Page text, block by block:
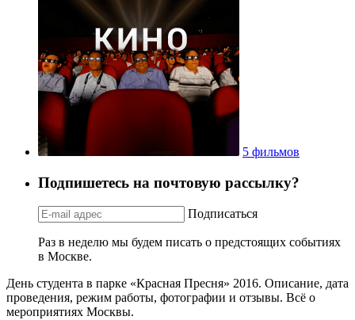
5 фильмов
Подпишетесь на почтовую рассылку?
Подписаться
Раз в неделю мы будем писать о предстоящих событиях
в Москве.
День студента в парке «Красная Пресня» 2016. Описание, дата
проведения, режим работы, фотографии и отзывы. Всё о
мероприятиях Москвы.